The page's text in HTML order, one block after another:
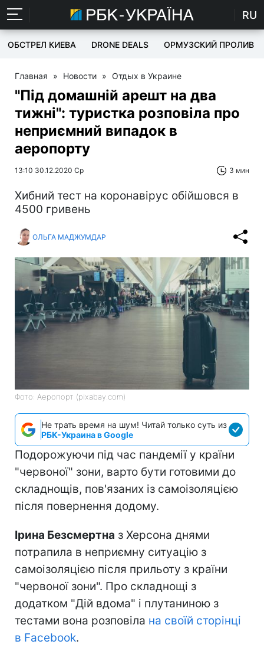
RU
ОБСТРЕЛ КИЕВА DRONE DEALS ОРМУЗСКИЙ ПРОЛИВ
Главная » Новости » Отдых в Украине
"Під домашній арешт на два
тижні": туристка розповіла про
неприємний випадок в
аеропорту
13:10 30.12.2020 Ср 3 мин
Хибний тест на коронавірус обійшовся в
4500 гривень
ОЛЬГА МАДЖУМДАР
Фото: Аеропорт (pixabay.com)
Не трать время на шум! Читай только суть из
РБК-Украина в Google
Подорожуючи під час пандемії у країни
"червоної" зони, варто бути готовими до
складнощів, пов'язаних із самоізоляцією
після повернення додому.
Ірина Безсмертна з Херсона днями
потрапила в неприємну ситуацію з
самоізоляцією після прильоту з країни
"червоної зони". Про складнощі з
додатком "Дій вдома" і плутаниною з
тестами вона розповіла на своїй сторінці
в Facebook.